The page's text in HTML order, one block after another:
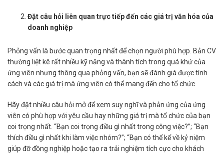
Đặt câu hỏi liên quan trực tiếp đến các giá trị văn hóa của
doanh nghiệp
Phỏng vấn là bước quan trọng nhất để chọn người phù hợp. Bản CV
thường liệt kê rất nhiều kỹ năng và thành tích trong quá khứ của
ứng viên nhưng thông qua phỏng vấn, bạn sẽ đánh giá được tính
cách và các giá trị mà ứng viên có thể mang đến cho tổ chức.
Hãy đặt nhiều câu hỏi mở để xem suy nghĩ và phản ứng của ứng
viên có phù hợp với yêu cầu hay những giá trị mà tổ chức của bạn
coi trọng nhất. “Bạn coi trọng điều gì nhất trong công việc?”; “Bạn
thích điều gì nhất khi làm việc nhóm?”; “Bạn có thể kể về kỷ niệm
giúp đỡ đồng nghiệp hoặc tạo ra trải nghiệm tích cực cho khách